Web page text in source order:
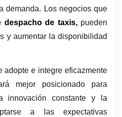
demanda. Los negocios que
despacho de taxis, pueden
y aumentar la disponibilidad
adopte e integre eficazmente
mejor posicionado para
innovación constante y la
a las expectativas